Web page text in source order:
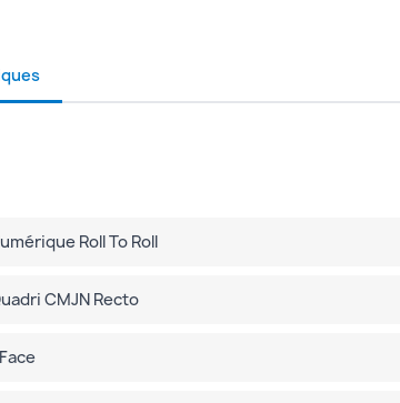
Roll To Roll
CMJN Recto